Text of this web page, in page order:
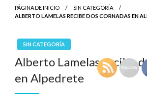
PÁGINA DE INICIO
SIN CATEGORÍA
ALBERTO LAMELAS RECIBE DOS CORNADAS EN
SIN CATEGORÍA
Alberto Lamelas recibe
en Alpedrete